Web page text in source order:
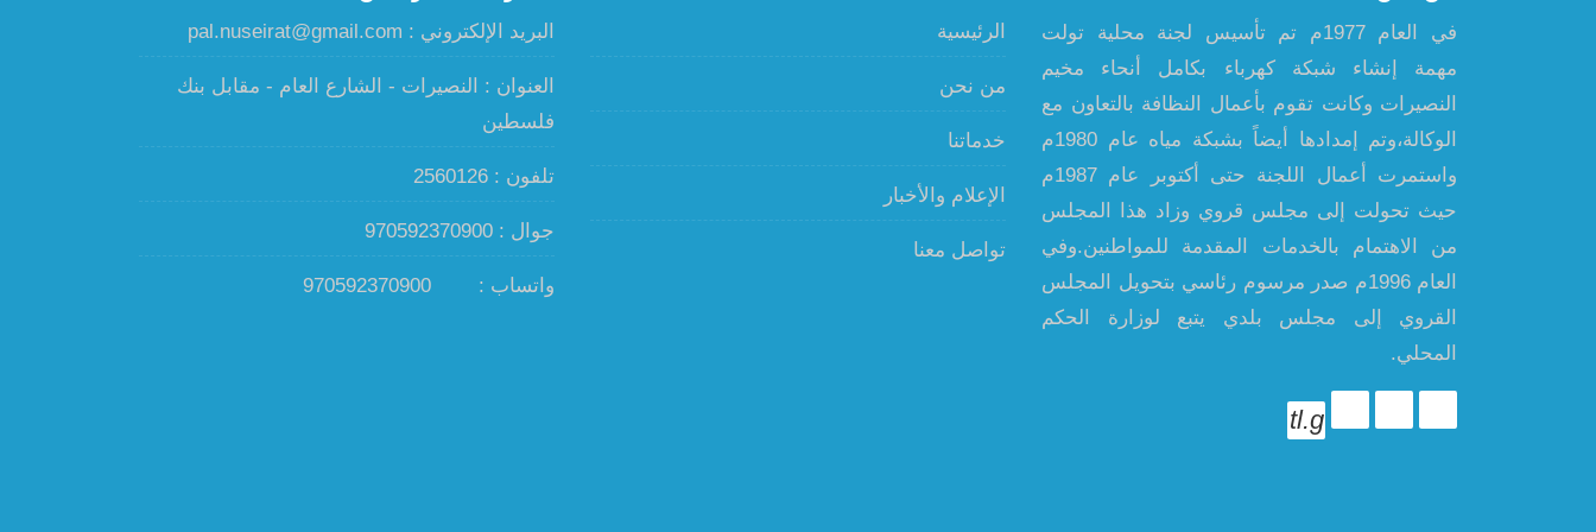
في العام 1977م تم تأسيس لجنة محلية تولت
مهمة إنشاء شبكة كهرباء بكامل أنحاء مخيم
النصيرات وكانت تقوم بأعمال النظافة بالتعاون مع
الوكالة،وتم إمدادها أيضاً بشبكة مياه عام 1980م
واستمرت أعمال اللجنة حتى أكتوبر عام 1987م
حيث تحولت إلى مجلس قروي وزاد هذا المجلس
من الاهتمام بالخدمات المقدمة للمواطنين.وفي
العام 1996م صدر مرسوم رئاسي بتحويل المجلس
القروي إلى مجلس بلدي يتبع لوزارة الحكم
المحلي.
tl.g
الرئيسية
من نحن
خدماتنا
الإعلام والأخبار
تواصل معنا
البريد الإلكتروني : pal.nuseirat@gmail.com
العنوان : النصيرات - الشارع العام - مقابل بنك
فلسطين
تلفون : 2560126
جوال : 970592370900
واتساب : 970592370900